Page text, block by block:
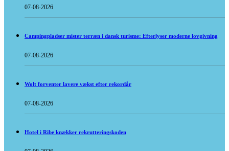
07-08-2026
Campingpladser mister terræn i dansk turisme: Efterlyser moderne lovgivning
07-08-2026
Wolt forventer lavere vækst efter rekordår
07-08-2026
Hotel i Ribe knækker rekrutteringskoden